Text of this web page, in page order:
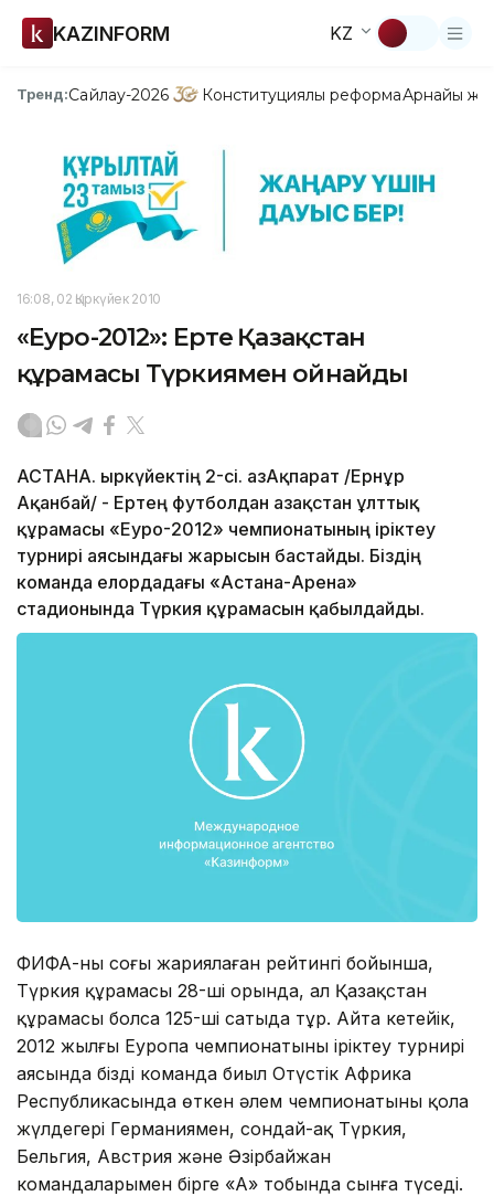
KAZINFORM KZ
Тренд:Сайлау-2026 Конституциялық реформаАрнайы
16:08, 02 Қыркүйек 2010
«Еуро-2012»: Ертең Қазақстан
құрамасы Түркиямен ойнайды
АСТАНА. Қыркүйектің 2-сі. ҚазАқпарат /Ернұр
Ақанбай/ - Ертең футболдан Қазақстан ұлттық
құрамасы «Еуро-2012» чемпионатының іріктеу
турнирі аясындағы жарысын бастайды. Біздің
команда елордадағы «Астана-Арена»
стадионында Түркия құрамасын қабылдайды.
ФИФА-ның соңғы жариялаған рейтингі бойынша,
Түркия құрамасы 28-ші орында, ал Қазақстан
құрамасы болса 125-ші сатыда тұр. Айта кетейік,
2012 жылғы Еуропа чемпионатының іріктеу турнирі
аясында біздің команда биыл Оңтүстік Африка
Республикасында өткен әлем чемпионатының қола
жүлдегері Германиямен, сондай-ақ Түркия,
Бельгия, Австрия және Әзірбайжан
командаларымен бірге «А» тобында сынға түседі.